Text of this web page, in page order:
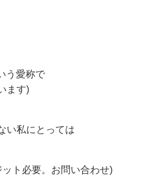
う愛称で
ます)
い私にとっては
ット必要。お問い合わせ)